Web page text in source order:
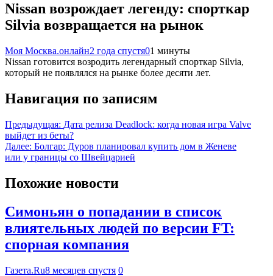
Nissan возрождает легенду: спорткар
Silvia возвращается на рынок
Моя Москва.онлайн2 года спустя01 минуты
Nissan готовится возродить легендарный спорткар Silvia,
который не появлялся на рынке более десяти лет.
Навигация по записям
Предыдущая: Дата релиза Deadlock: когда новая игра Valve
выйдет из беты?
Далее: Болгар: Дуров планировал купить дом в Женеве
или у границы со Швейцарией
Похожие новости
Симоньян о попадании в список
влиятельных людей по версии FT:
спорная компания
Газета.Ru8 месяцев спустя 0